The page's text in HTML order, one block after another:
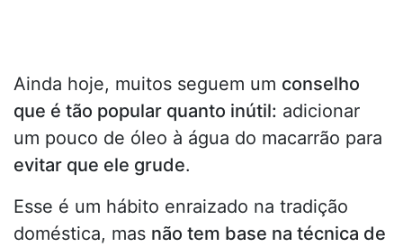
Ainda hoje, muitos seguem um conselho
que é tão popular quanto inútil: adicionar
um pouco de óleo à água do macarrão para
evitar que ele grude.
Esse é um hábito enraizado na tradição
doméstica, mas não tem base na técnica de